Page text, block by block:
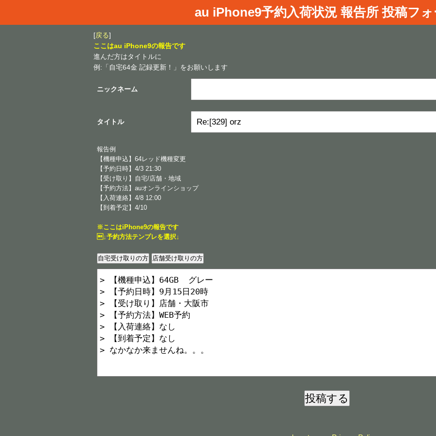
au iPhone9予約入荷状況 報告所 投稿フ
[戻る]
ここはau iPhone9の報告です
進んだ方はタイトルに
例:「自宅64金 記録更新！」をお願いします
ニックネーム
タイトル
報告例
【機種申込】64レッド機種変更
【予約日時】4/3 21:30
【受け取り】自宅/店舗・地域
【予約方法】auオンラインショップ
【入荷連絡】4/8 12:00
【到着予定】4/10
※ここはiPhone9の報告です
↓予約方法テンプレを選択↓